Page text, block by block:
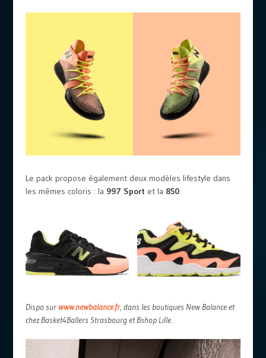
Le pack propose également deux modèles lifestyle dans
les mêmes coloris : la 997 Sport et la 850.
Dispo sur www.newbalance.fr, dans les boutiques New Balance et
chez Basket4Ballers Strasbourg et Bshop Lille.